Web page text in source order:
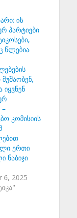
ის
პარტიები
წლებია
–
კომისიის
ერთი
ნაბიჯი
6, 2025